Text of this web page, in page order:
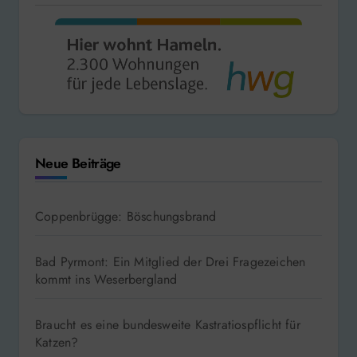
Neue Beiträge
Coppenbrügge: Böschungsbrand
Bad Pyrmont: Ein Mitglied der Drei Fragezeichen
kommt ins Weserbergland
Braucht es eine bundesweite Kastratiospflicht für
Katzen?